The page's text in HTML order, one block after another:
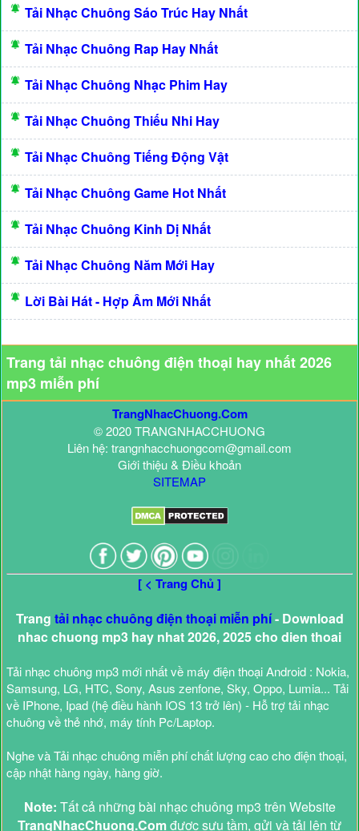
Tải Nhạc Chuông Sáo Trúc Hay Nhất
Tải Nhạc Chuông Rap Hay Nhất
Tải Nhạc Chuông Nhạc Phim Hay
Tải Nhạc Chuông Thiếu Nhi Hay
Tải Nhạc Chuông Tiếng Động Vật
Tải Nhạc Chuông Game Hot Nhất
Tải Nhạc Chuông Kinh Dị Nhất
Tải Nhạc Chuông Năm Mới Hay
Lời Bài Hát - Hợp Âm Mới Nhất
Trang tải nhạc chuông điện thoại hay nhất 2026
mp3 miễn phí
TrangNhacChuong.Com
© 2020 TRANGNHACCHUONG
Liên hệ: trangnhacchuongcom@gmail.com
Giới thiệu & Điều khoản
SITEMAP
[ < Trang Chủ ]
Trang tải nhạc chuông điện thoại miễn phí- Download
nhac chuong mp3 hay nhat 2026, 2025 cho dien thoai
Tải nhạc chuông mp3 mới nhất về máy điện thoại Android : Nokia,
Samsung, LG, HTC, Sony, Asus zenfone, Sky, Oppo, Lumia... Tải
về IPhone, Ipad (hệ điều hành IOS 13 trở lên) - Hỗ trợ tải nhạc
chuông về thẻ nhớ, máy tính Pc/Laptop.
Nghe và Tải nhạc chuông miễn phí chất lượng cao cho điện thoại,
cập nhật hàng ngày, hàng giờ.
Note: Tất cả những bài nhạc chuông mp3 trên Website
TrangNhacChuong.Comđược sưu tầm, gửi và tải lên từ